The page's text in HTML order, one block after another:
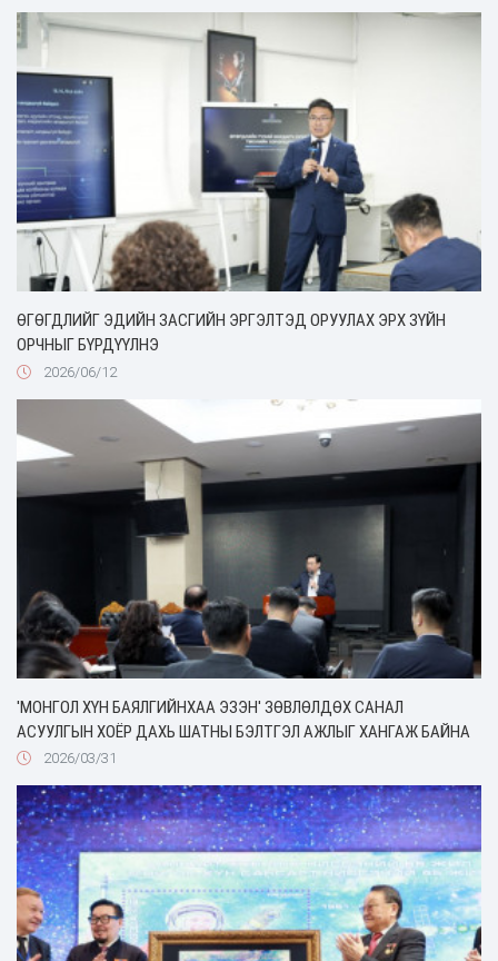
ӨГӨГДЛИЙГ ЭДИЙН ЗАСГИЙН ЭРГЭЛТЭД ОРУУЛАХ ЭРХ ЗҮЙН
ОРЧНЫГ БҮРДҮҮЛНЭ
2026/06/12
'МОНГОЛ ХҮН БАЯЛГИЙНХАА ЭЗЭН' ЗӨВЛӨЛДӨХ САНАЛ
АСУУЛГЫН ХОЁР ДАХЬ ШАТНЫ БЭЛТГЭЛ АЖЛЫГ ХАНГАЖ БАЙНА
2026/03/31